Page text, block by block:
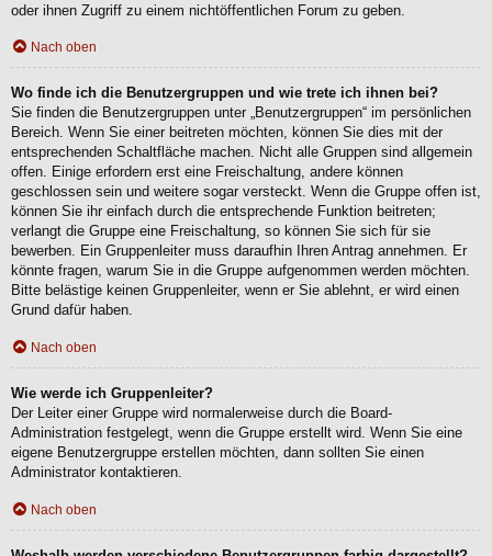
oder ihnen Zugriff zu einem nichtöffentlichen Forum zu geben.
Nach oben
Wo finde ich die Benutzergruppen und wie trete ich ihnen bei?
Sie finden die Benutzergruppen unter „Benutzergruppen“ im persönlichen
Bereich. Wenn Sie einer beitreten möchten, können Sie dies mit der
entsprechenden Schaltfläche machen. Nicht alle Gruppen sind allgemein
offen. Einige erfordern erst eine Freischaltung, andere können
geschlossen sein und weitere sogar versteckt. Wenn die Gruppe offen ist,
können Sie ihr einfach durch die entsprechende Funktion beitreten;
verlangt die Gruppe eine Freischaltung, so können Sie sich für sie
bewerben. Ein Gruppenleiter muss daraufhin Ihren Antrag annehmen. Er
könnte fragen, warum Sie in die Gruppe aufgenommen werden möchten.
Bitte belästige keinen Gruppenleiter, wenn er Sie ablehnt, er wird einen
Grund dafür haben.
Nach oben
Wie werde ich Gruppenleiter?
Der Leiter einer Gruppe wird normalerweise durch die Board-
Administration festgelegt, wenn die Gruppe erstellt wird. Wenn Sie eine
eigene Benutzergruppe erstellen möchten, dann sollten Sie einen
Administrator kontaktieren.
Nach oben